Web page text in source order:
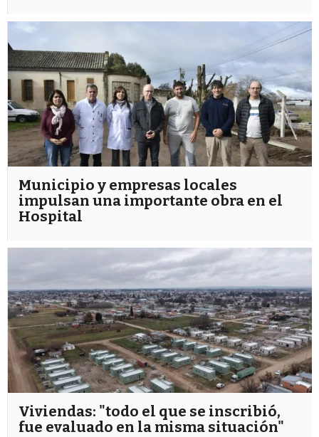
Municipio y empresas locales
impulsan una importante obra en el
Hospital
Viviendas: "todo el que se inscribió,
fue evaluado en la misma situación"